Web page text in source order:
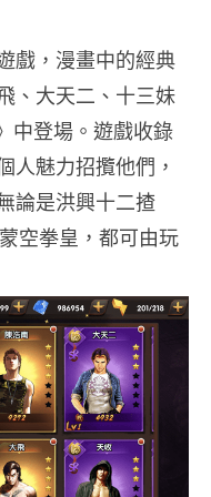
戲，漫畫中的經典
、大天二、十三妹
中登場。遊戲收錄
人魅力招攬他們，
論是洪興十二揸
空拳皇，都可由玩